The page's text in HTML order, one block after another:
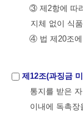
③ 제2항에 따
지체 없이 식
④ 법 제20조에
제12조(과징금
통지를 받은
이내에 독촉